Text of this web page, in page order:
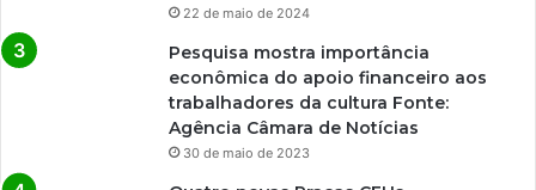
22 de maio de 2024
Pesquisa mostra importância
econômica do apoio financeiro aos
trabalhadores da cultura Fonte:
Agência Câmara de Notícias
30 de maio de 2023